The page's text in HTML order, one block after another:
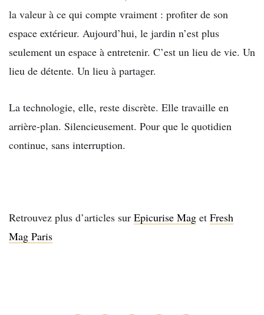
la valeur à ce qui compte vraiment : profiter de son
espace extérieur. Aujourd’hui, le jardin n’est plus
seulement un espace à entretenir. C’est un lieu de vie. Un
lieu de détente. Un lieu à partager.
La technologie, elle, reste discrète. Elle travaille en
arrière-plan. Silencieusement. Pour que le quotidien
continue, sans interruption.
Retrouvez plus d’articles sur Epicurise Mag et Fresh
Mag Paris